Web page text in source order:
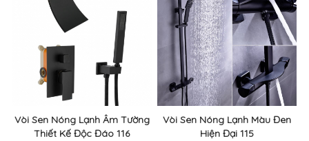
Vòi Sen Nóng Lạnh Âm Tường
Thiết Kế Độc Đáo 116
Vòi Sen Nóng Lạnh Màu Đen
Hiện Đại 115